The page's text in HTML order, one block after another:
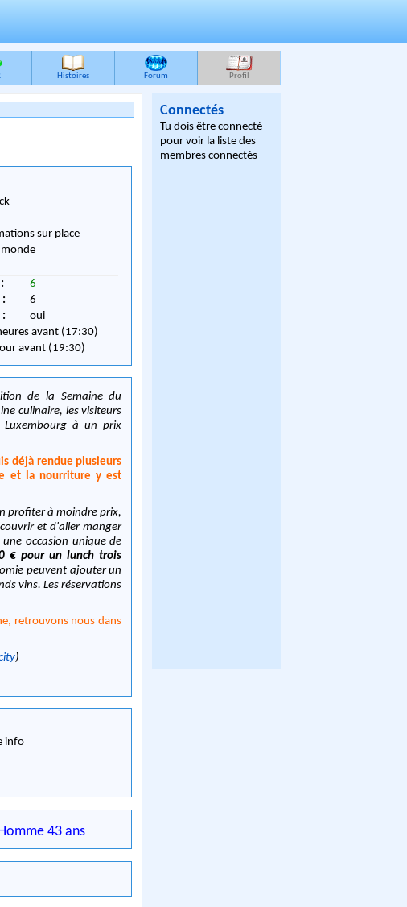
Histoires Forum Profil
sur place
6
:
6
:
oui
avant (17:30)
avant (19:30)
de la Semaine du
culinaire, les visiteurs
à un prix
déjà rendue plusieurs
et la nourriture y est
profiter à moindre prix,
et d'aller manger
occasion unique de
€ pour un lunch trois
peuvent ajouter un
vins. Les réservations
retrouvons nous dans
)
info
Homme 43 ans
Connectés
Tu dois être connecté
pour voir la liste des
membres connectés